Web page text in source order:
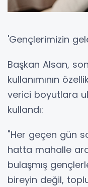
'Gençlerimizin
Başkan Alsan,
kullanımının
verici boyutlara
kullandı:
"Her geçen gün
hatta mahalle
bulaşmış
bireyin değil,